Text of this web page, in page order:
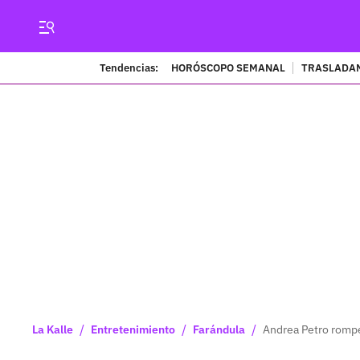
Tendencias: HORÓSCOPO SEMANAL
La Kalle / Entretenimiento / Farándula / Andrea Petro